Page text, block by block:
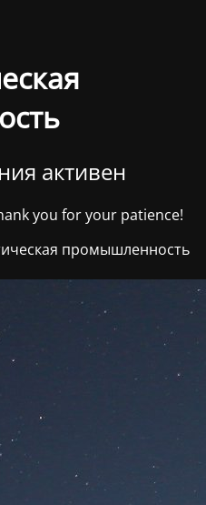
активен
you for your patience!
промышленность